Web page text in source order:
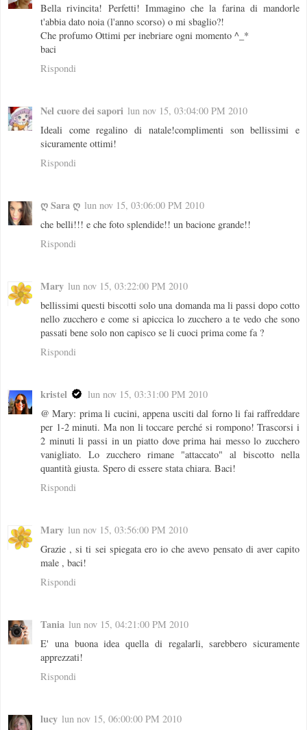
Bella rivincita! Perfetti! Immagino che la farina di mandorle
t'abbia dato noia (l'anno scorso) o mi sbaglio?!
Che profumo Ottimi per inebriare ogni momento ^_*
baci
Rispondi
Nel cuore dei sapori lun nov 15, 03:04:00 PM 2010
Ideali come regalino di natale!complimenti son bellissimi e
sicuramente ottimi!
Rispondi
ღ Sara ღ lun nov 15, 03:06:00 PM 2010
che belli!!! e che foto splendide!! un bacione grande!!
Rispondi
Mary lun nov 15, 03:22:00 PM 2010
bellissimi questi biscotti solo una domanda ma li passi dopo cotto
nello zucchero e come si apiccica lo zucchero a te vedo che sono
passati bene solo non capisco se li cuoci prima come fa ?
Rispondi
kristel
lun nov 15, 03:31:00 PM 2010
@ Mary: prima li cucini, appena usciti dal forno li fai raffreddare
per 1-2 minuti. Ma non li toccare perché si rompono! Trascorsi i
2 minuti li passi in un piatto dove prima hai messo lo zucchero
vanigliato. Lo zucchero rimane "attaccato" al biscotto nella
quantità giusta. Spero di essere stata chiara. Baci!
Rispondi
Mary lun nov 15, 03:56:00 PM 2010
Grazie , si ti sei spiegata ero io che avevo pensato di aver capito
male , baci!
Rispondi
Tania lun nov 15, 04:21:00 PM 2010
E' una buona idea quella di regalarli, sarebbero sicuramente
apprezzati!
Rispondi
lucy lun nov 15, 06:00:00 PM 2010